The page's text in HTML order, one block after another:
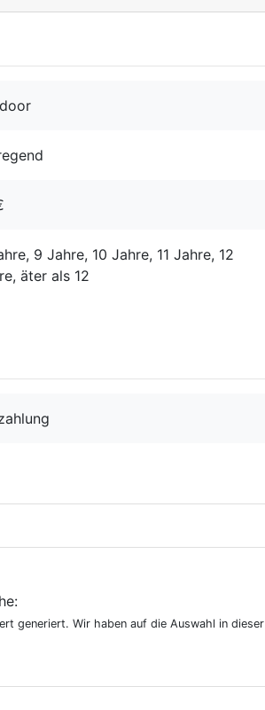
9 Jahre, 10 Jahre, 11 Jahre, 12
äter als 12
generiert. Wir haben auf die Auswahl in dieser